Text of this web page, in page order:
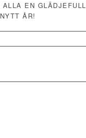
EN
ÅR!